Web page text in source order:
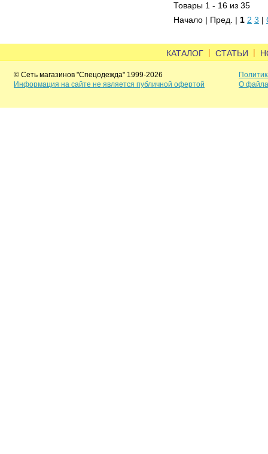
Товары 1 - 16 из 35
Начало | Пред. | 1 2 3 |
КАТАЛОГ | СТАТЬИ |
© Сеть магазинов "Спецодежда" 1999-2026
Информация на сайте не является публичной офертой
О